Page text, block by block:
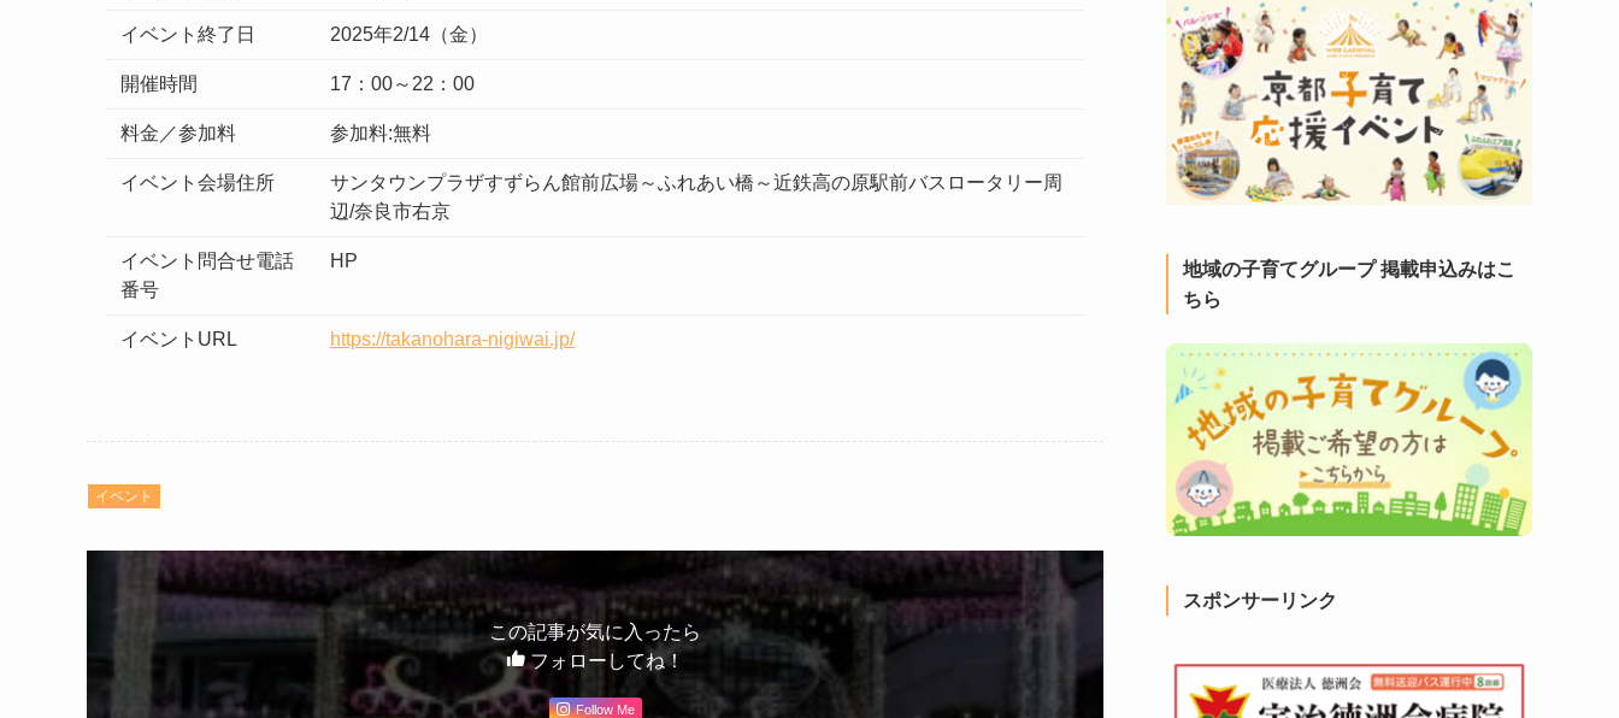
イベント終了日 2025年2/14（金）
開催時間 17：00～22：00
料金／参加料 参加料:無料
イベント会場住所
サンタウンプラザすずらん館前広場～ふれあい橋～近鉄高の原駅前バスロータリー周
辺/奈良市右京
イベント問合せ電話
番号
HP
イベントURL https://takanohara-nigiwai.jp/
イベント
この記事が気に入ったら
フォローしてね！
Follow Me
地域の子育てグループ 掲載申込みはこ
ちら
スポンサーリンク